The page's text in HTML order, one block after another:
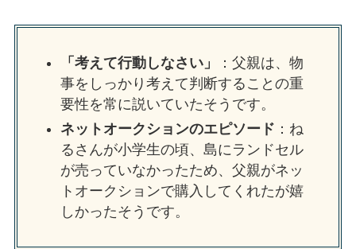
「考えて行動しなさい」
：父親は、物
事をしっかり考えて判断することの重
要性を常に説いていたそうです。
ネットオークションのエピソード ：ね
るさんが小学生の頃、島にランドセル
が売っていなかったため、父親がネッ
トオークションで購入してくれたが嬉
しかったそうです。